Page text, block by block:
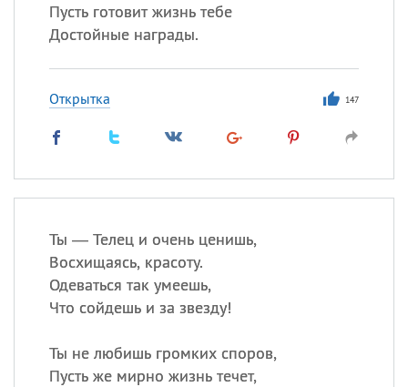
Пусть готовит жизнь тебе
Достойные награды.
Открытка 147
Ты — Телец и очень ценишь,
Восхищаясь, красоту.
Одеваться так умеешь,
Что сойдешь и за звезду!
Ты не любишь громких споров,
Пусть же мирно жизнь течет,